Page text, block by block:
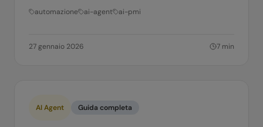
automazione ai-agent ai-pmi
27 gennaio 2026 7 min
AI Agent Guida completa